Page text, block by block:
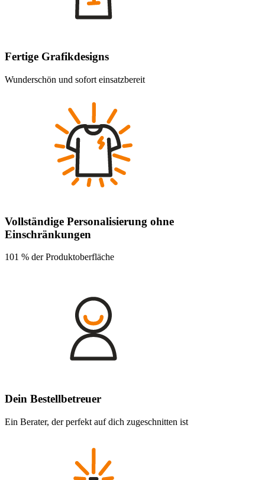
Fertige Grafikdesigns
Wunderschön und sofort einsatzbereit
Vollständige Personalisierung ohne
Einschränkungen
101 % der Produktoberfläche
Dein Bestellbetreuer
Ein Berater, der perfekt auf dich zugeschnitten ist